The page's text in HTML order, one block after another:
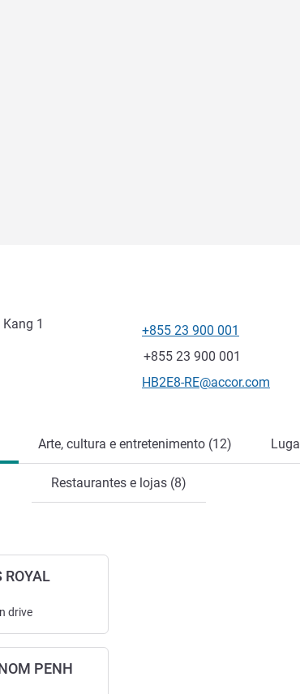
1
Telefone
+855 23 900 001
Fax
+855 23 900 001
E-mail de contacto
HB2E8-RE@accor.com
Arte, cultura e entretenimento (12)
Restaurantes e lojas (8)
ROYAL
drive
PENH